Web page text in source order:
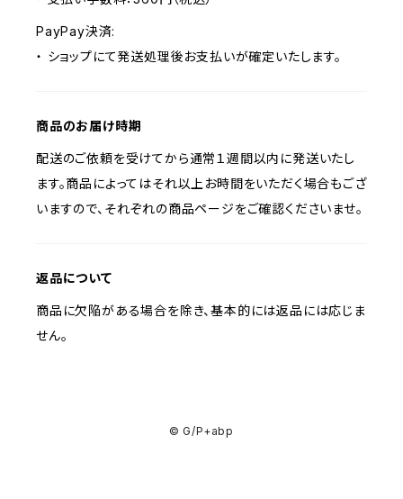
PayPay決済:
・ ショップにて発送処理後お支払いが確定いたします。
商品のお届け時期
配送のご依頼を受けてから通常１週間以内に発送いたし
ます。商品によってはそれ以上お時間をいただく場合もござ
いますので、それぞれの商品ページをご確認くださいませ。
返品について
商品に欠陥がある場合を除き、基本的には返品には応じま
せん。
© G/P+abp